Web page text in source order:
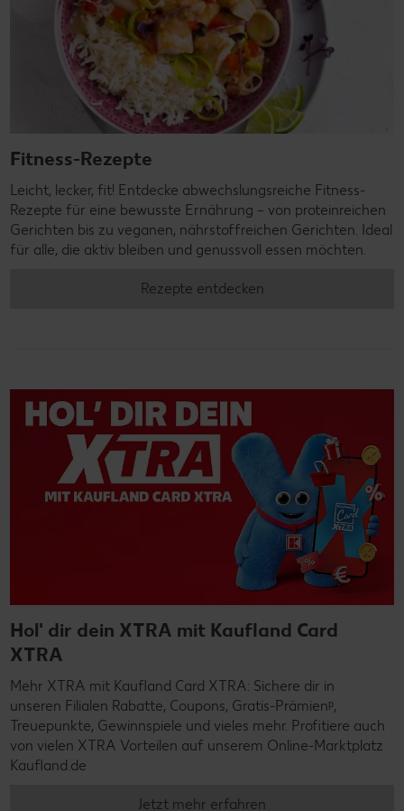
Fitness-Rezepte
Leicht, lecker, fit! Entdecke abwechslungsreiche Fitness-
Rezepte für eine bewusste Ernährung – von proteinreichen
Gerichten bis zu veganen, nährstoffreichen Gerichten. Ideal
für alle, die aktiv bleiben und genussvoll essen möchten.
Rezepte entdecken
Hol' dir dein XTRA mit Kaufland Card
XTRA
Mehr XTRA mit Kaufland Card XTRA: Sichere dir in
unseren Filialen Rabatte, Coupons, Gratis-Prämienᵖ,
Treuepunkte, Gewinnspiele und vieles mehr. Profitiere auch
von vielen XTRA Vorteilen auf unserem Online-Marktplatz
Kaufland.de
Jetzt mehr erfahren